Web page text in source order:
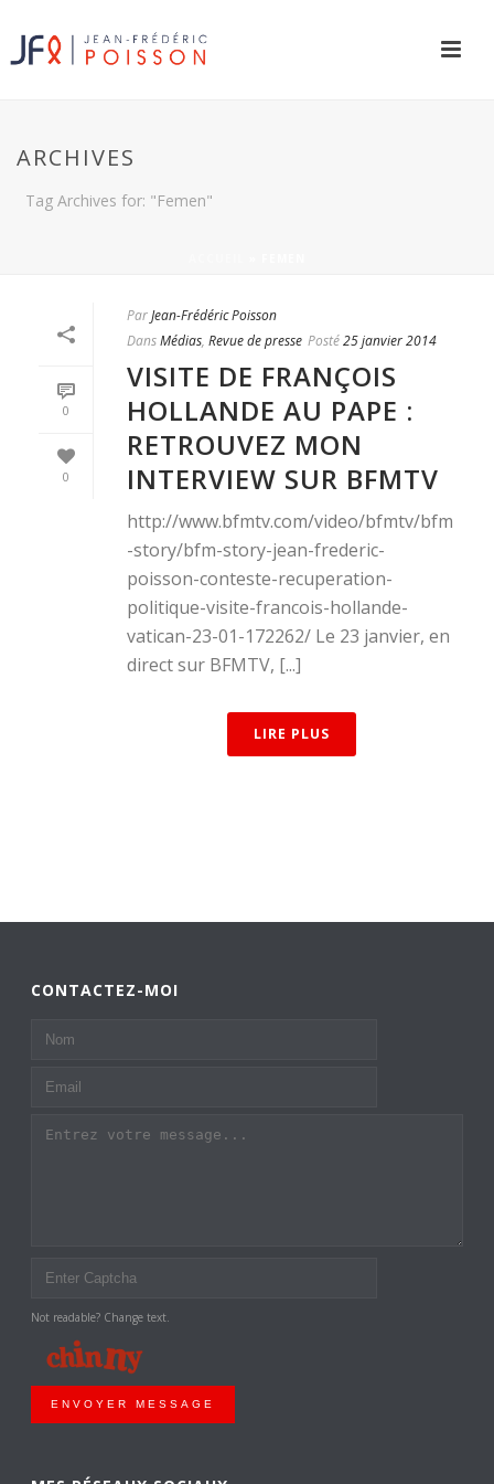
ARCHIVES
Tag Archives for: "Femen"
0
0
ParJean-Frédéric Poisson
DansMédias, Revue de presse Posté25 janvier 2014
VISITE DE FRANÇOIS
HOLLANDE AU PAPE :
RETROUVEZ MON
INTERVIEW SUR BFMTV
http://www.bfmtv.com/video/bfmtv/bfm
-story/bfm-story-jean-frederic-
poisson-conteste-recuperation-
politique-visite-francois-hollande-
vatican-23-01-172262/ Le 23 janvier, en
direct sur BFMTV, [...]
LIRE PLUS
CONTACTEZ-MOI
Not readable? Change text.
ENVOYER MESSAGE